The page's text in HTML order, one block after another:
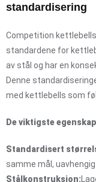
standardisering
Competition
standardene for
av stål og har en
Denne
med kettlebells som
De viktigste
Standardisert
samme mål, uavhengig
Stålkonstruksjon: